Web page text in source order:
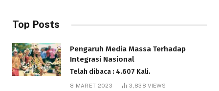
Top Posts
Pengaruh Media Massa Terhadap
Integrasi Nasional
Telah dibaca : 4.607 Kali.
8 MARET 2023 3,838VIEWS